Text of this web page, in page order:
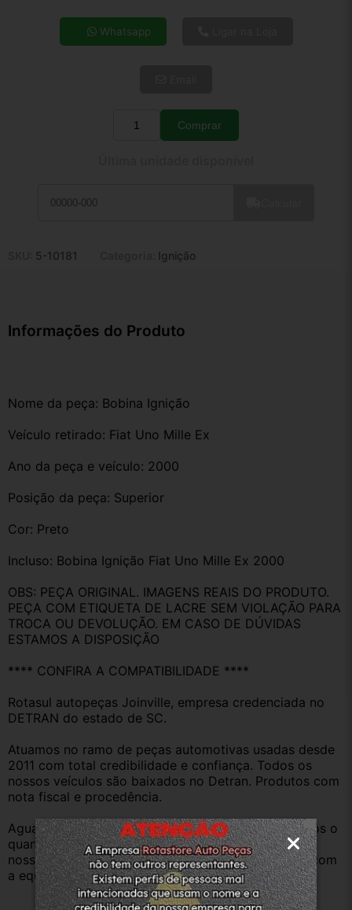
4x de R$ 27,16
5x de R$ 22,01
Whatsapp
Quantidade
Comprar
5-10181 Ignição
Informações do Produto
Nome da peça: Bobina Ignição
Veículo retirado: Fiat Uno Mille Ex
Ano da peça e veículo: 2000
Posição da peça: Superior
Cor: Preto
Incluso: Bobina Ignição Fiat Uno Mille Ex 2000
OBS: PEÇA ORIGINAL. IMAGENS REAIS DO PRODUTO.
PEÇA COM ETIQUETA DE LACRE SEM VIOLAÇÃO PARA
TROCA OU DEVOLUÇÃO. EM CASO DE DÚVIDAS
ESTAMOS A DISPOSIÇÃO
**** CONFIRA A COMPATIBILIDADE ****
Rotasul autopeças Joinville, empresa credenciada no
DETRAN do estado de SC.
Atuamos no ramo de peças automotivas usadas desde
2011 com total credibilidade e confiança. Todos os
nossos veículos são baixados no Detran. Produtos com
nota fiscal e procedência.
Aguardamos sua pergunta ou compra e atenderemos o
quanto antes. Aceitamos retirada dos produtos em
nossa loja física também, basta entrar em contato com
a equipe Rotasul e tiramos suas dúvidas.